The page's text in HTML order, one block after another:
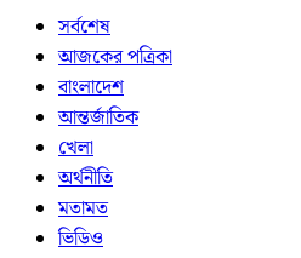
সর্বশেষ
আজকের পত্রিকা
বাংলাদেশ
আন্তর্জাতিক
খেলা
অর্থনীতি
মতামত
ভিডিও